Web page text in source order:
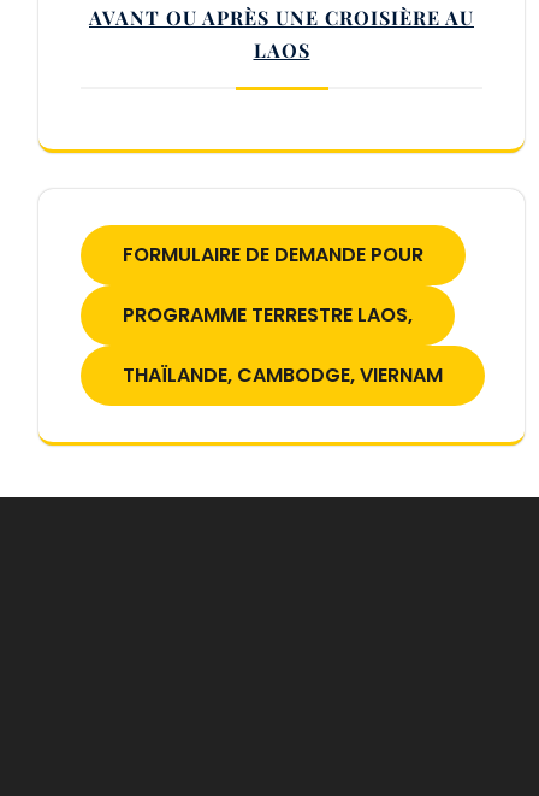
AVANT OU APRÈS UNE CROISIÈRE AU
LAOS
FORMULAIRE DE DEMANDE POUR
PROGRAMME TERRESTRE LAOS,
THAÏLANDE, CAMBODGE, VIERNAM